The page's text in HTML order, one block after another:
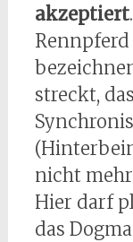
akzeptiert
streckt,
nicht
Hier darf
das